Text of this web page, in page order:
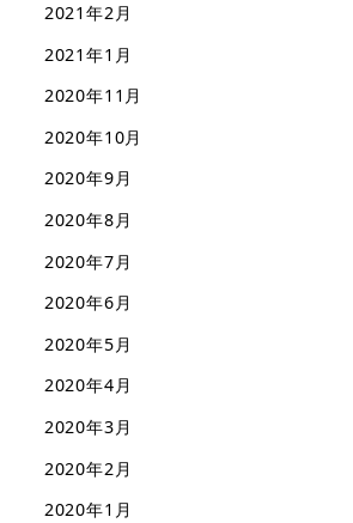
2021年2月
2021年1月
2020年11月
2020年10月
2020年9月
2020年8月
2020年7月
2020年6月
2020年5月
2020年4月
2020年3月
2020年2月
2020年1月